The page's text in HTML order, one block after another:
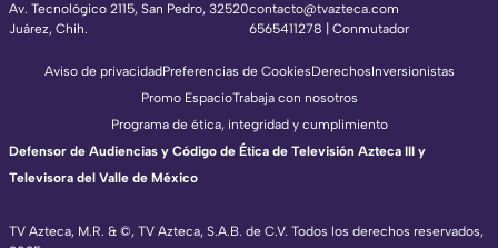
Av. Tecnológico 2115, San Pedro, 32520
Juárez, Chih.
contacto@tvazteca.com
6565411278 | Conmutador
TV Azteca, M.R. & ©, TV Azteca, S.A.B. de C.V. Todos los derechos reservados,
Aviso de privacidadPreferencias de CookiesDerechosInversionistas
Promo EspacioTrabaja con nosotros
Programa de ética, integridad y cumplimiento
Defensor de Audiencias y Código de Ética de Televisión Azteca III y
Televisora del Valle de México